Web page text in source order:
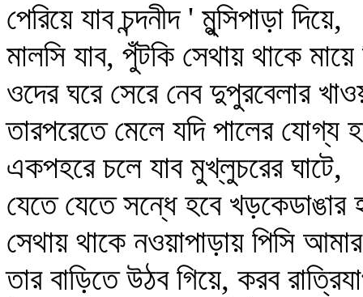
পেরিয়ে যাব চন্দনীদ ' মুন্সিপাড়া দিয়ে,
মালসি যাব, পুঁটকি সেথায় থাকে
ওদের ঘরে সেরে নেব দুপুরবেলার
তারপরেতে মেলে যদি পালের যোগ্য
একপহরে চলে যাব মুখ্‌লুচরের ঘাটে,
যেতে যেতে সন্ধে হবে খড়কেডাঙার
সেথায় থাকে নওয়াপাড়ায় পিসি
তার বাড়িতে উঠব গিয়ে, করব